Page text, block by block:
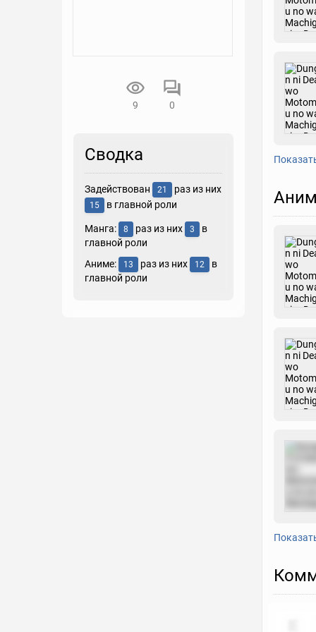
9 0
Сводка
Задействован 21 раз из них
15 в главной роли
Манга: 8 раз из них 3
в
главной роли
Аниме:
13 раз из них 12
в
главной роли